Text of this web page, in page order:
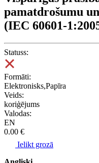
pamatdrošumu
(IEC 60601-
Statuss:
Formāti:
Elektronisks,Papīra
Veids:
koriģējums
Valodas:
EN
0.00 €
Ielikt grozā